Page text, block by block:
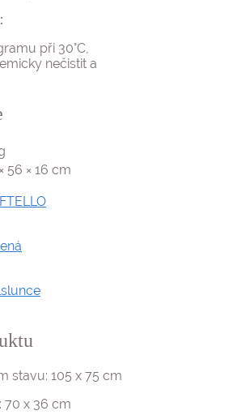
při 30°C,
nečistit a
56 × 16 cm
stavu: 105 x 75 cm
70 x 36 cm